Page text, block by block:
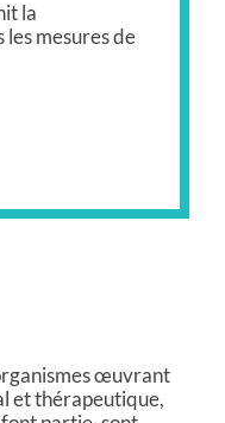
la
les mesures de
œuvrant
et thérapeutique,